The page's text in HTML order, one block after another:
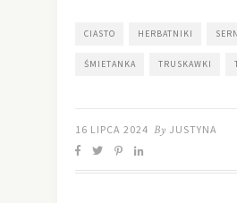
CIASTO HERBATNIKI
ŚMIETANKA TRUSKAWKI
16 LIPCA 2024 By JUSTYNA